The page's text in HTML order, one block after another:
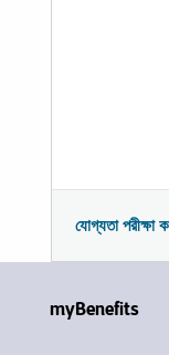
যোগ্যতা পরীক্ষা
myBenefits